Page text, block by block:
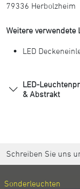
79336 Herbolzheim
Weitere verwendete
LED
LED-
& Abstrakt
Schreiben Sie uns
Sonderleuchten